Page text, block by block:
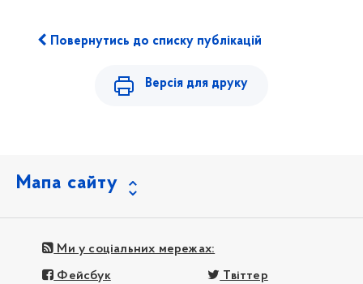
Повернутись до списку публікацій
Версія для друку
Мапа сайту
Ми у соціальних мережах:
Фейсбук Твіттер